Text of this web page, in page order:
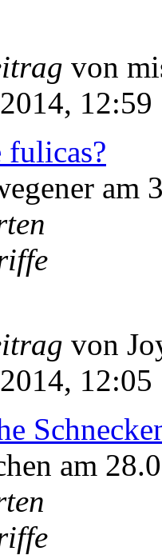
von
12:59
fulicas?
am
von
12:05
am